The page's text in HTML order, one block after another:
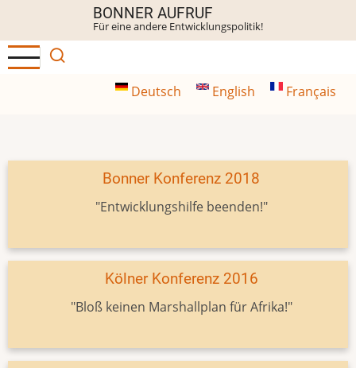
Inhalt
BONNER AUFRUF
Für eine andere Entwicklungspolitik!
Deutsch English Français
Bonner Konferenz 2018
"Entwicklungshilfe beenden!"
Kölner Konferenz 2016
"Bloß keinen Marshallplan für Afrika!"